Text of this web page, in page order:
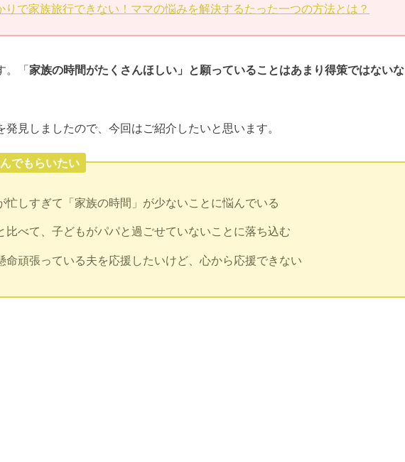
りで家族旅行できない！ママの悩みを解決するたった一つの方法とは？
。「家族の時間がたくさんほしい」と願っていることはあまり得策ではないな
発見しましたので、今回はご紹介したいと思います。
でもらいたい
忙しすぎて「家族の時間」が少ないことに悩んでいる
比べて、子どもがパパと過ごせていないことに落ち込む
命頑張っている夫を応援したいけど、心から応援できない